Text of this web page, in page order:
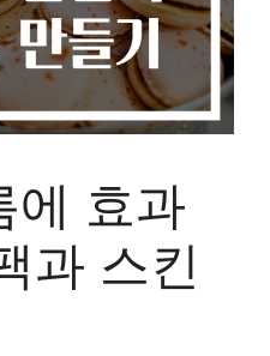
에 효과
과 스킨